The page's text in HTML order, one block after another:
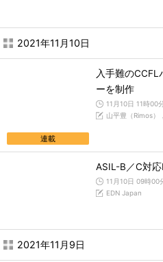
2021年11月10日
連載
入手難の
ーを制作
11月10日 11時00
山平豊（Rimos）
ASIL-B／C対
11月10日 09時00
EDN Japan
2021年11月9日